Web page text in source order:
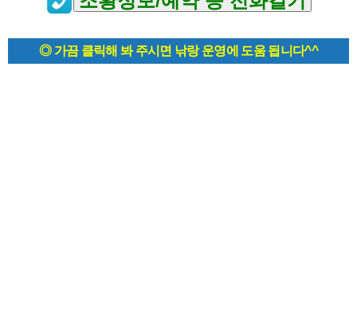
◎ 가끔 클릭해 봐 주시면 낚랑 운영에 도움 됩니다^^